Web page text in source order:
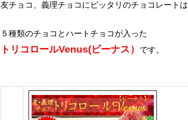
友チョコ、義理チョコにピッタリのチョコレートは
５種類のチョコとハートチョコが入った
トリコロールVenus(ビーナス） です。